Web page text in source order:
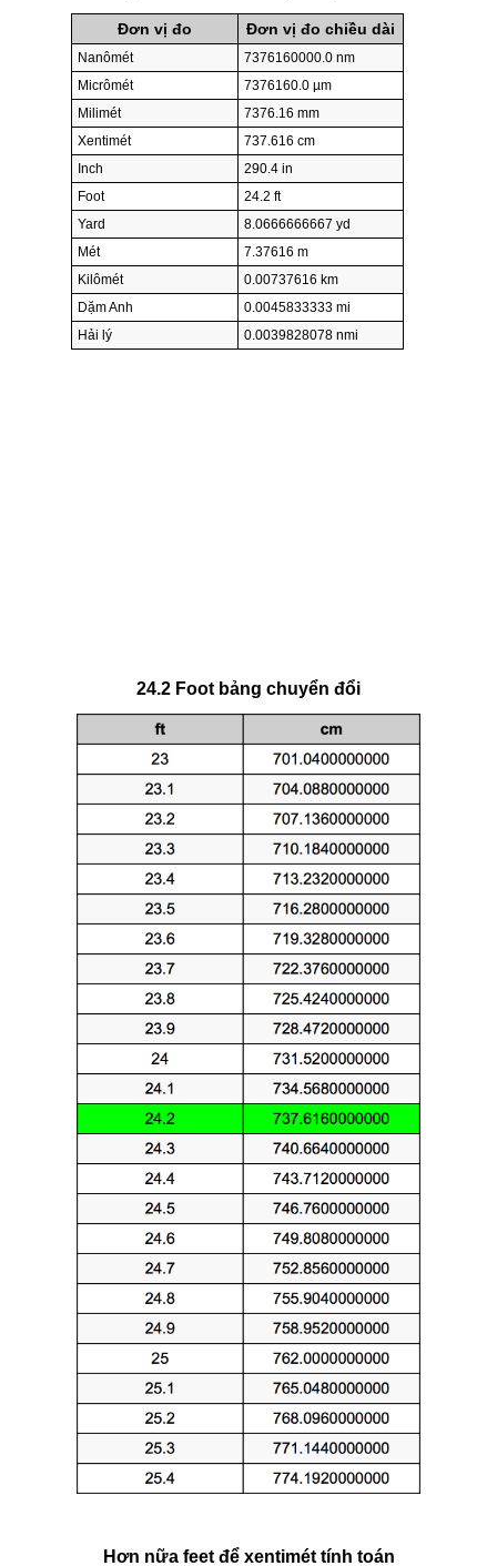
Đơn vị đo Đơn vị đo chiều dài
Nanômét
7376160000.0 nm
Micrômét
7376160.0 µm
Milimét
7376.16 mm
Xentimét
737.616 cm
Inch
290.4 in
Foot
24.2 ft
Yard
8.0666666667 yd
Mét
7.37616 m
Kilômét
0.00737616 km
Dặm Anh
0.0045833333 mi
Hải lý
0.0039828078 nmi
24.2 Foot bảng chuyển đổi
Hơn nữa feet để xentimét tính toán